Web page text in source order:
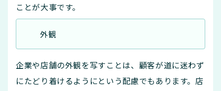
ことが大事です。
外観
企業や店舗の外観を写すことは、顧客が道に迷わず
にたどり着けるようにという配慮でもあります。店